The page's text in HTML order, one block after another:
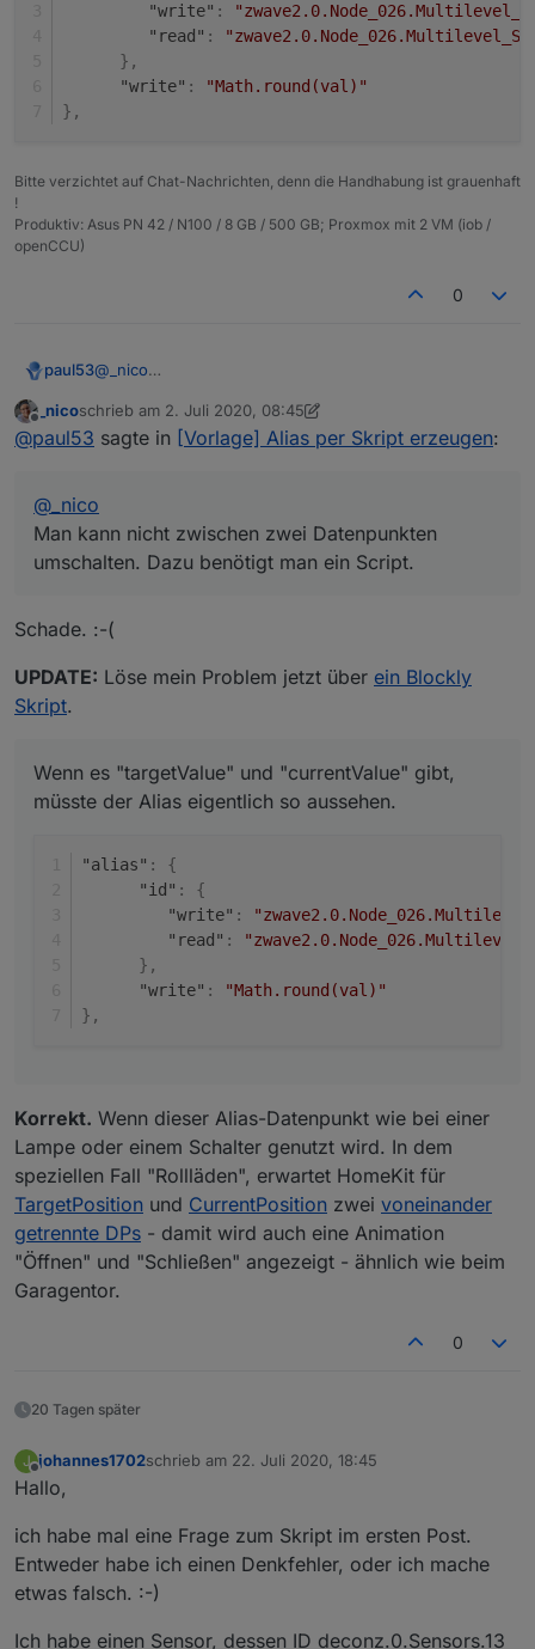
"id":
      "write": "Math.round(val)"
Meine Vorhaben in Worten für alias.0.Haus.OG-
Schlafzimmer.Beschattung.Franzoesischer-
Balkon.PositionTarget :
Wenn
zwave2.0.Node_026.Multilevel_Switch.targetValue
=null> nimm den Wert von
Parameter einfach ein
"write" :
"read" :
} ,
"write" :
"Math.round(val)"
} ,
Bitte verzichtet auf Chat-Nachrichten, denn die Handhabung ist grauenhaft
!
Produktiv: Asus PN 42 / N100 / 8 GB / 500 GB; Proxmox mit 2 VM (iob /
openCCU)
0
paul53@ _nico
umschalten. Dazu benötigt man ein Script.
Wenn es "targetValue" und "currentValue" gibt, müsste
"alias": {
      "id": {
      },
      "write": "Math.round(val)"
Offline
_nicoschrieb am 2. Juli 2020, 08:45
zuletzt editiert von _nico 7. Feb. 2020, 15:13
@paul53 sagte in [Vorlage] Alias per Skript erzeugen:
@ _nico
Man kann nicht zwischen zwei Datenpunkten
umschalten. Dazu benötigt man ein Script.
Schade. :-(
UPDATE: Löse mein Problem jetzt über ein Blockly
Skript.
Wenn es "targetValue" und "currentValue" gibt,
müsste der Alias eigentlich so aussehen.
"alias" :
{
"id" :
{
"write" :
"read" :
} ,
"write" :
"Math.round(val)"
} ,
Korrekt. Wenn dieser Alias-Datenpunkt wie bei einer
Lampe oder einem Schalter genutzt wird. In dem
speziellen Fall "Rollläden", erwartet HomeKit für
TargetPosition und CurrentPosition zwei voneinander
getrennte DPs - damit wird auch eine Animation
"Öffnen" und "Schließen" angezeigt - ähnlich wie beim
Garagentor.
0
20 Tagen später
J
Offline
johannes1702schrieb am 22. Juli 2020, 18:45
zuletzt editiert von
Hallo,
ich habe mal eine Frage zum Skript im ersten Post.
Entweder habe ich einen Denkfehler, oder ich mache
etwas falsch. :-)
Ich habe einen Sensor, dessen ID deconz.0.Sensors.13